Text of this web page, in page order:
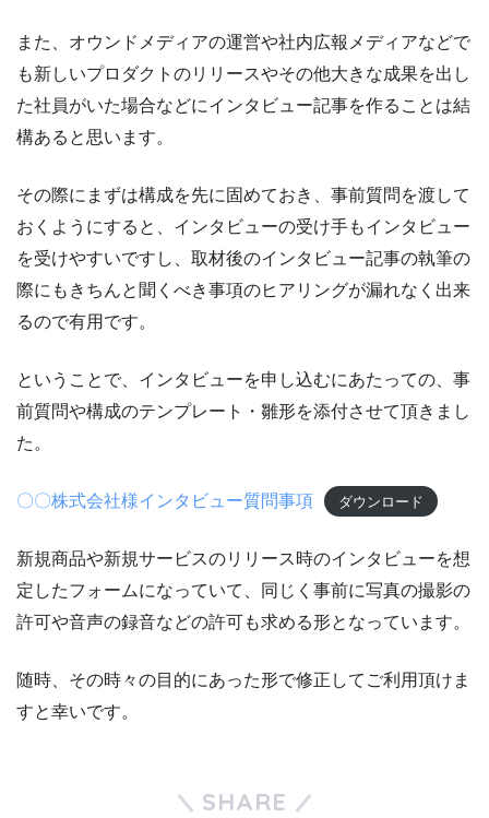
また、オウンドメディアの運営や社内広報メディアなどで
も新しいプロダクトのリリースやその他大きな成果を出し
た社員がいた場合などにインタビュー記事を作ることは結
構あると思います。
その際にまずは構成を先に固めておき、事前質問を渡して
おくようにすると、インタビューの受け手もインタビュー
を受けやすいですし、取材後のインタビュー記事の執筆の
際にもきちんと聞くべき事項のヒアリングが漏れなく出来
るので有用です。
ということで、インタビューを申し込むにあたっての、事
前質問や構成のテンプレート・雛形を添付させて頂きまし
た。
〇〇株式会社様インタビュー質問事項 ダウンロード
新規商品や新規サービスのリリース時のインタビューを想
定したフォームになっていて、同じく事前に写真の撮影の
許可や音声の録音などの許可も求める形となっています。
随時、その時々の目的にあった形で修正してご利用頂けま
すと幸いです。
SHARE